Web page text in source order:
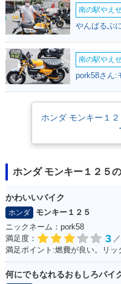
2018年 MONKEY12
5・新登場
他
南の駅やえ
南の駅やえ
pork58さん:
ホンダ モンキー１
ホンダ モンキー１２５
かわいいバイク
ホンダ
モンキー１２５
ニックネーム：pork58
満足度：
3
満足ポイント:燃費が良い。リッ
何にでもなれるおもしろバイ